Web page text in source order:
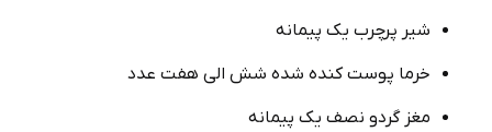
شیر پرچرب یک پیمانه
خرما پوست کنده شده شش الی هفت عدد
مغز گردو نصف یک پیمانه